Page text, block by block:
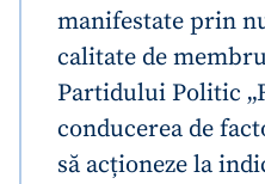
manifestate prin
calitate de
Partidului Politic
conducerea de
să acționeze la